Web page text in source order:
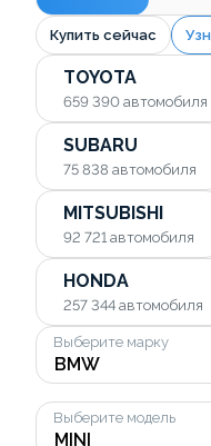
Купить сейчас
TOYOTA
659 390 автомобиля
SUBARU
75 838 автомобиля
MITSUBISHI
92 721 автомобиля
HONDA
257 344 автомобиля
Выберите марку
Выберите модель